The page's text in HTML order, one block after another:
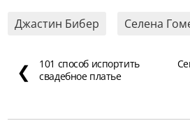
Джастин Бибер Селена
❮
101 способ испортить
свадебное платье